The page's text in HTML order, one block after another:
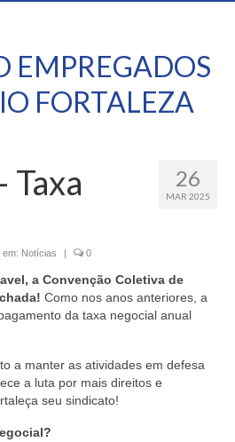
EMPREGADOS
FORTALEZA
26
MAR 2025
Taxa
em: Notícias | 0
a Convenção Coletiva de
Como nos anos anteriores, a
da taxa negocial anual
a manter as atividades em defesa
a luta por mais direitos e
seu sindicato!